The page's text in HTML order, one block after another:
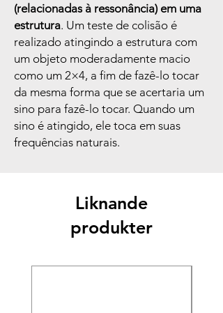
(relacionadas à ressonância) em uma
estrutura. Um teste de colisão é
realizado atingindo a estrutura com
um objeto moderadamente macio
como um 2×4, a fim de fazê-lo tocar
da mesma forma que se acertaria um
sino para fazê-lo tocar. Quando um
sino é atingido, ele toca em suas
frequências naturais.
Liknande
produkter